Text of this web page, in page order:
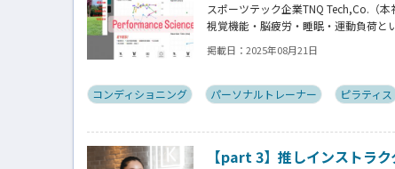
スポーツテック企業TNQ Tech,Co.（
視覚機能・脳疲労・睡眠・運動負荷と
析できる新サービス「モバイルパフ
木氏にアプリ開発に至る経緯を訊きまし
掲載日： 2025年08月21日
コンディショニング パーソナルトレーナー ピラティス
【part 3】推しインストラ